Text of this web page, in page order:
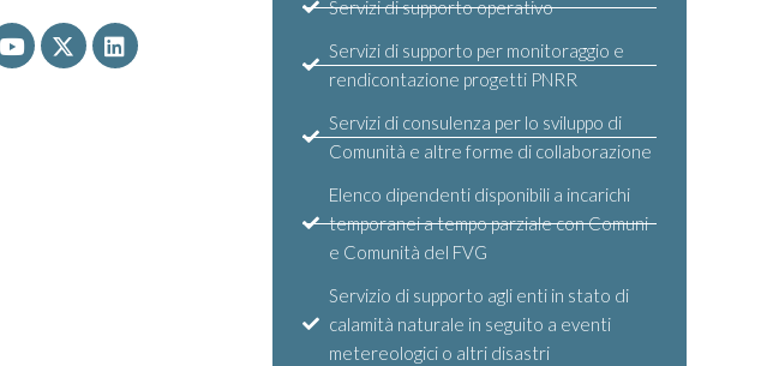
Servizi di supporto operativo
Servizi di supporto per monitoraggio e
rendicontazione progetti PNRR
Servizi di consulenza per lo sviluppo di
Comunità e altre forme di collaborazione
Elenco dipendenti disponibili a incarichi
temporanei a tempo parziale con Comuni
e Comunità del FVG
Servizio di supporto agli enti in stato di
calamità naturale in seguito a eventi
metereologici o altri disastri